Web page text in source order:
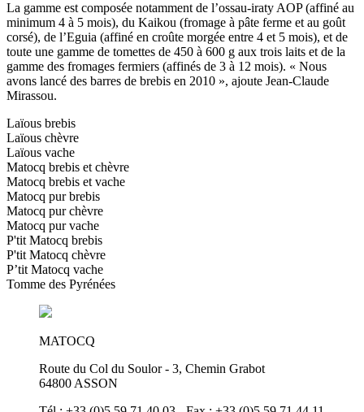
La gamme est composée notamment de l’ossau-iraty AOP (affiné au
minimum 4 à 5 mois), du Kaikou (fromage à pâte ferme et au goût
corsé), de l’Eguia (affiné en croûte morgée entre 4 et 5 mois), et de
toute une gamme de tomettes de 450 à 600 g aux trois laits et de la
gamme des fromages fermiers (affinés de 3 à 12 mois). « Nous
avons lancé des barres de brebis en 2010 », ajoute Jean-Claude
Mirassou.
Laïous brebis
Laïous chèvre
Laïous vache
Matocq brebis et chèvre
Matocq brebis et vache
Matocq pur brebis
Matocq pur chèvre
Matocq pur vache
P'tit Matocq brebis
P'tit Matocq chèvre
P’tit Matocq vache
Tomme des Pyrénées
MATOCQ
Route du Col du Soulor - 3, Chemin Grabot
64800 ASSON